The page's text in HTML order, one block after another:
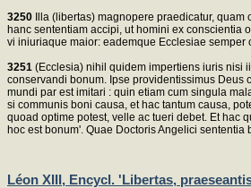
3250 Illa (libertas) magnopere praedicatur,
hanc sententiam accipi, ut homini ex conscientia
vi iniuriaque maior: eademque Ecclesiae semper
3251 (Ecclesia) nihil quidem impertiens iuris nisi
conservandi bonum. Ipse providentissimus Deus
mundi par est imitari : quin etiam cum singula
si communis boni causa, et hac tantum causa,
quoad optime potest, velle ac tueri debet. Et hac
hoc est bonum'. Quae Doctoris Angelici
Léon XIII, Encycl. 'Libertas,